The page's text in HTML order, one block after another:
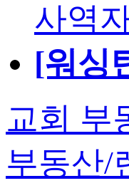
사역
[워싱
교회 부
부동산/